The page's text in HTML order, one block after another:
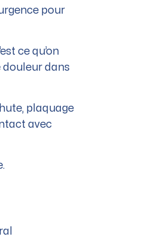
pour
ce qu’on
douleur dans
plaquage
avec